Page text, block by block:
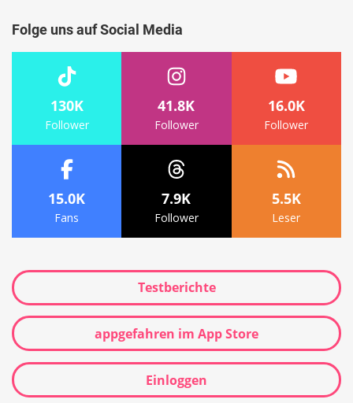
Folge uns auf Social Media
130K
Follower
41.8K
Follower
16.0K
Follower
15.0K
Fans
7.9K
Follower
5.5K
Leser
Testberichte
appgefahren im App Store
Einloggen